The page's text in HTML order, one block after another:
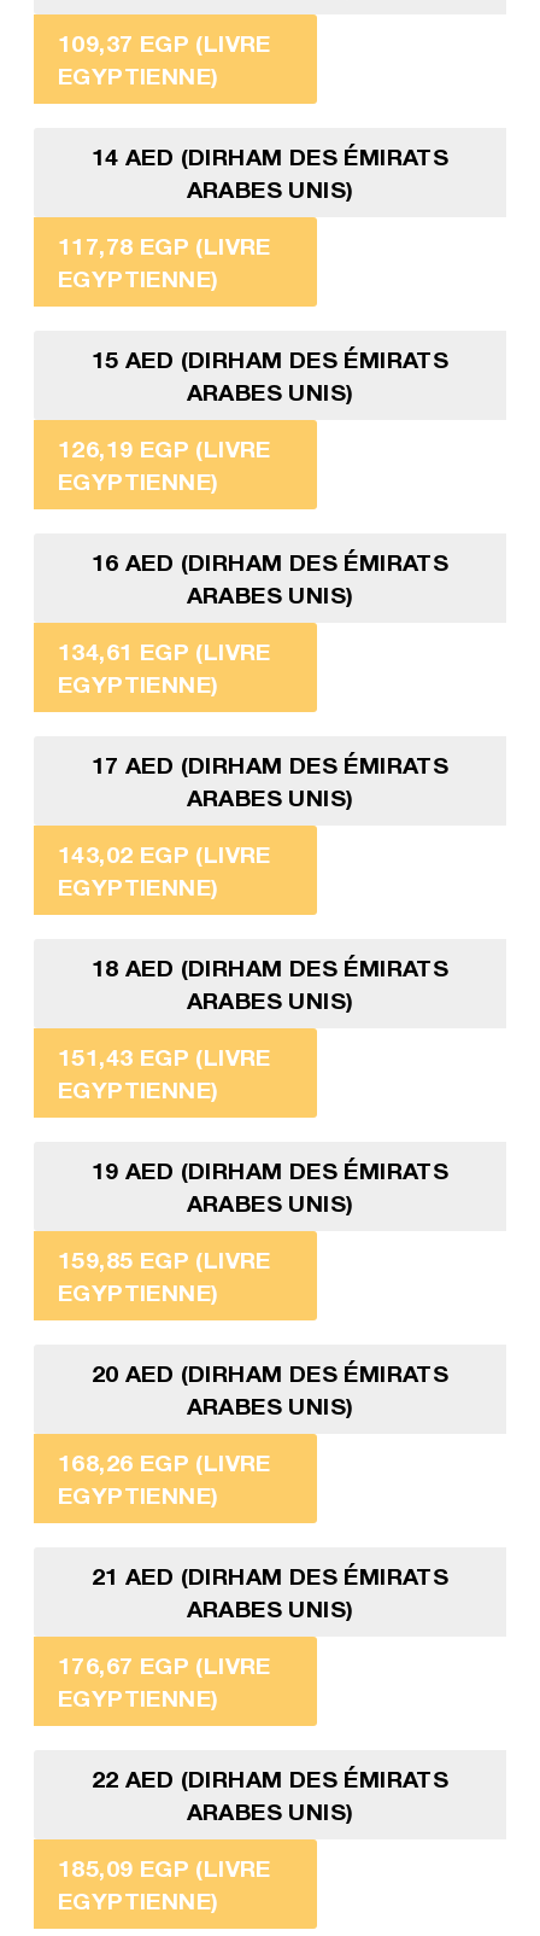
109,37 EGP (LIVRE
EGYPTIENNE)
14 AED (DIRHAM DES ÉMIRATS
ARABES UNIS)
117,78 EGP (LIVRE
EGYPTIENNE)
15 AED (DIRHAM DES ÉMIRATS
ARABES UNIS)
126,19 EGP (LIVRE
EGYPTIENNE)
16 AED (DIRHAM DES ÉMIRATS
ARABES UNIS)
134,61 EGP (LIVRE
EGYPTIENNE)
17 AED (DIRHAM DES ÉMIRATS
ARABES UNIS)
143,02 EGP (LIVRE
EGYPTIENNE)
18 AED (DIRHAM DES ÉMIRATS
ARABES UNIS)
151,43 EGP (LIVRE
EGYPTIENNE)
19 AED (DIRHAM DES ÉMIRATS
ARABES UNIS)
159,85 EGP (LIVRE
EGYPTIENNE)
20 AED (DIRHAM DES ÉMIRATS
ARABES UNIS)
168,26 EGP (LIVRE
EGYPTIENNE)
21 AED (DIRHAM DES ÉMIRATS
ARABES UNIS)
176,67 EGP (LIVRE
EGYPTIENNE)
22 AED (DIRHAM DES ÉMIRATS
ARABES UNIS)
185,09 EGP (LIVRE
EGYPTIENNE)